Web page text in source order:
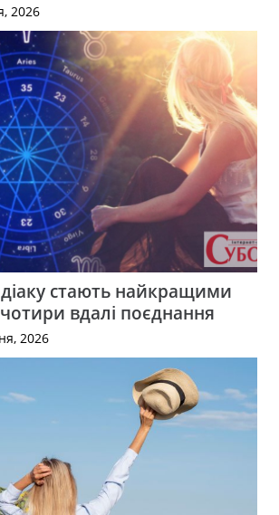
2026
стають найкращими
вдалі поєднання
2026